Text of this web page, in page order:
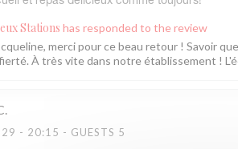
Stations has responded to the review
merci pour ce beau retour ! Savoir
À très vite dans notre établissement !
- 20:15 - GUESTS 5